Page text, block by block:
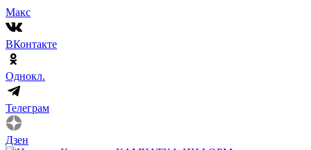
Макс
ВКонтакте
Однокл.
Телеграм
Дзен